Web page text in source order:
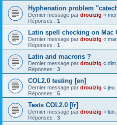
Hyphenation problem
Dernier message par drouizig «
Réponses : 1
Latin spell checking on Mac
Dernier message par drouizig «
Réponses : 1
Latin and macrons ?
Dernier message par drouizig «
Réponses : 3
COL2.0 testing [en]
Dernier message par drouizig «
Réponses : 5
Tests COL2.0 [fr]
Dernier message par drouizig «
Réponses : 3